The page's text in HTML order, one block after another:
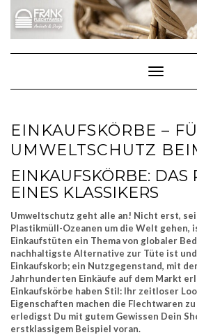
content
Toggle
EINKAUFSKÖRBE –
UMWELTSCHUTZ
EINKAUFSKÖRBE: DAS
EINES KLASSIKERS
Umweltschutz geht alle an! Nicht erst,
Plastikmüll-Ozeanen um die Welt gehen,
Einkaufstüten ein Thema von globaler
nachhaltigste Alternative zur Tüte ist
Einkaufskorb; ein Nutzgegenstand, mit
Jahrhunderten Einkäufe auf dem Markt
Einkaufskörbe haben Stil: Ihr zeitloser
Eigenschaften machen die Flechtwaren
erledigst Du mit gutem Gewissen Dein
erstklassigem Beispiel voran.